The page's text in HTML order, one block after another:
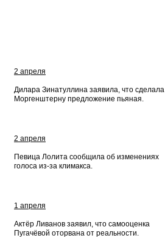
2 апреля
Дилара Зинатуллина заявила, что сделала
Моргенштерну предложение пьяная.
2 апреля
Певица Лолита сообщила об изменениях
голоса из-за климакса.
1 апреля
Актёр Ливанов заявил, что самооценка
Пугачёвой оторвана от реальности.